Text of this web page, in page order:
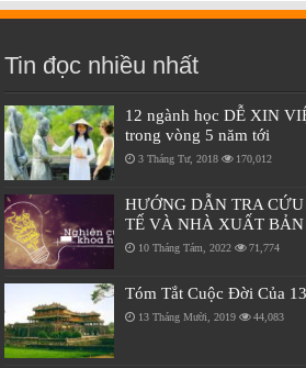
Tin đọc nhiều nhất
12 ngành học DỄ XIN
trong vòng 5 năm tới
3 Tháng Tư, 2018 170,012
HƯỚNG DẪN TRA
TẾ VÀ NHÀ XUẤT
10 Tháng Tám, 2022 71,774
Tóm Tắt Cuộc Đời Của
13 Tháng Mười, 2019 44,083